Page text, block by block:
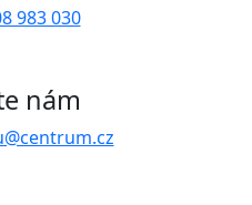
983 030
nám